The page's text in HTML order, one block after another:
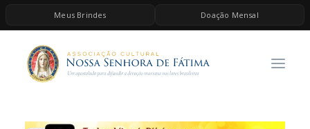
Meus Brindes Doação Mensal
HOME
A ASSOCIAÇÃO